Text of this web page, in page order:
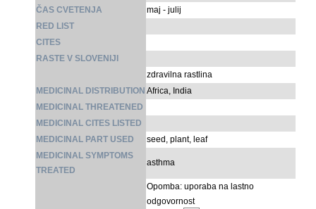
ČAS CVETENJA
maj - julij
RED LIST
CITES
RASTE V SLOVENIJI
zdravilna rastlina
MEDICINAL DISTRIBUTION Africa, India
MEDICINAL THREATENED
MEDICINAL CITES LISTED
MEDICINAL PART USED
seed, plant, leaf
MEDICINAL SYMPTOMS
TREATED
asthma
Opomba: uporaba na lastno
odgovornost